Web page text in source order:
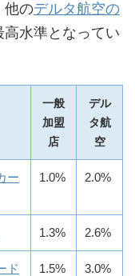
他のデルタ航空の
高水準となってい
一般
加盟
店
デル
タ航
空
ー
1.0% 2.0%
1.3% 2.6%
ド 1.5% 3.0%